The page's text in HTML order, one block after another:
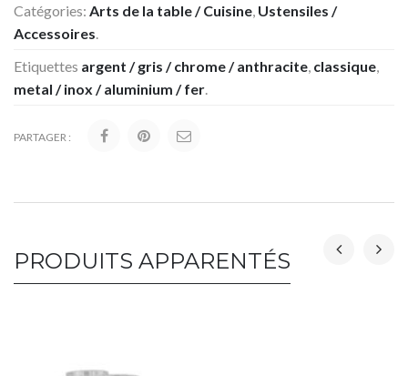
Catégories: Arts de la table / Cuisine Ustensiles /
Accessoires
Etiquettes argent / gris / chrome / anthracite classique
metal / inox / aluminium / fer
PARTAGER :
PRODUITS APPARENTÉS